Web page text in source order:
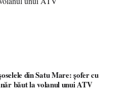
din Satu Mare: șofer cu
băut la volanul unui ATV